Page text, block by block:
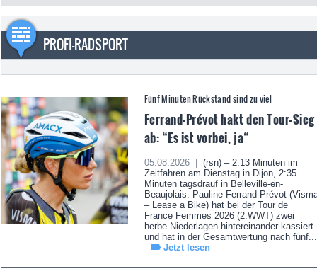
PROFI-RADSPORT
Fünf Minuten Rückstand sind zu viel
Ferrand-Prévot hakt den Tour-Sieg
ab: “Es ist vorbei, ja“
05.08.2026 |
(rsn) – 2:13 Minuten im
Zeitfahren am Dienstag in Dijon, 2:35
Minuten tagsdrauf in Belleville-en-
Beaujolais: Pauline Ferrand-Prévot
– Lease a Bike) hat bei der Tour de
France Femmes 2026 (2.WWT) zwei
herbe Niederlagen hintereinander kassiert
und hat in der Gesamtwertung nach fünf...
Jetzt lesen